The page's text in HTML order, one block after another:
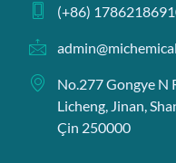
(+86)
No.277 Gongye N
Licheng, Jinan,
Çin 250000